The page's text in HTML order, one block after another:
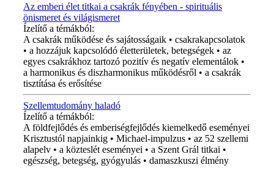
Az emberi élet titkai a csakrák fényében - spirituális
önismeret és világismeret
Ízelítő a témákból:
A csakrák működése és sajátosságaik • csakrakapcsolatok
• a hozzájuk kapcsolódó életterületek, betegségek • az
egyes csakrákhoz tartozó pozitív és negatív elementálok •
a harmonikus és diszharmonikus működésről • a csakrák
tisztítása és erősítése
Szellemtudomány haladó
Ízelítő a témákból:
A földfejlődés és emberiségfejlődés kiemelkedő eseményei
Krisztustól napjainkig • Michael-impulzus • az 52 szellemi
alapelv • a közteslét eseményei • a Szent Grál titkai •
egészség, betegség, gyógyulás • damaszkuszi élmény